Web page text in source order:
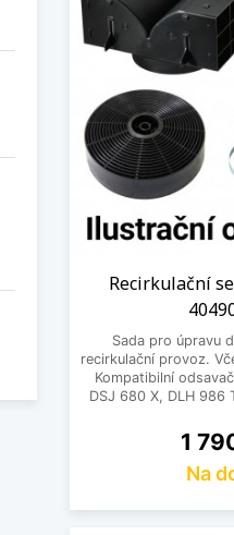
Recirkulační
Sada pro úpravu
recirkulační provoz.
Kompatibilní
DSJ 680 X, DLH 986
Cena
1
Na